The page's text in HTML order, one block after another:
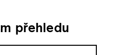
přehledu